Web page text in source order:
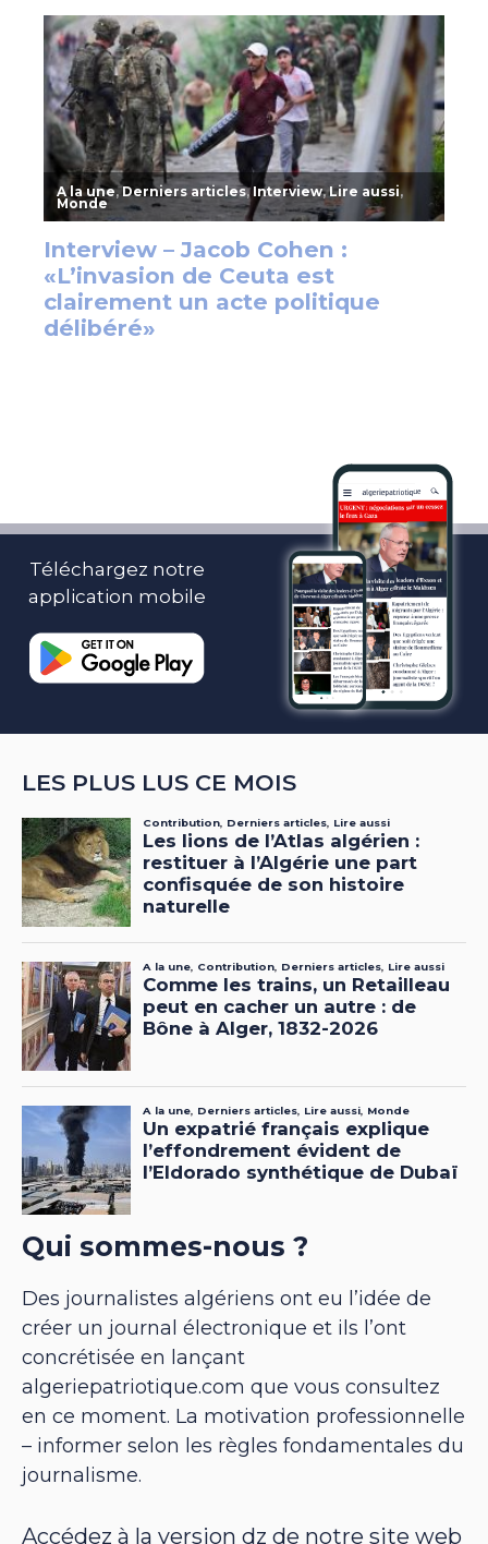
Téléchargez notre
application mobile
LES PLUS LUS CE MOIS
Qui sommes-nous ?
Des journalistes algériens ont eu l’idée de
créer un journal électronique et ils l’ont
concrétisée en lançant
algeriepatriotique.com que vous consultez
en ce moment. La motivation professionnelle
– informer selon les règles fondamentales du
journalisme.
Accédez à la version dz de notre site web